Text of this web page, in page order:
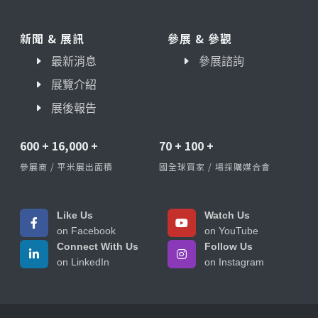
新聞 & 展訊
最新消息
展覽介紹
展後報告
參展 & 參觀
參展諮詢
600 + 16,000 +
參展商 / 平米展出面積
70 + 100 +
國全球買家 / 場採購媒合會
Like Us
on Facebook
Watch Us
on YouTube
Connect With Us
on LinkedIn
Follow Us
on Instagram